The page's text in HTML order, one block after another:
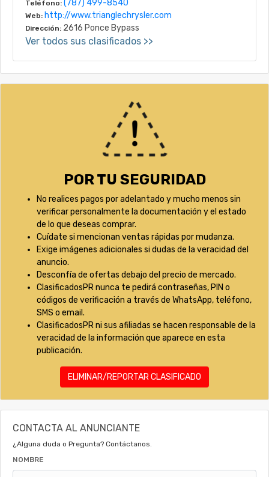
Teléfono: (787) 499-8540
Web: http://www.trianglechrysler.com
Dirección: 2616 Ponce Bypass
Ver todos sus clasificados >>
POR TU SEGURIDAD
No realices pagos por adelantado y mucho menos sin
verificar personalmente la documentación y el estado
de lo que deseas comprar.
Cuídate si mencionan ventas rápidas por mudanza.
Exige imágenes adicionales si dudas de la veracidad del
anuncio.
Desconfía de ofertas debajo del precio de mercado.
ClasificadosPR nunca te pedirá contraseñas, PIN o
códigos de verificación a través de WhatsApp, teléfono,
SMS o email.
ClasificadosPR ni sus afiliadas se hacen responsable de la
veracidad de la información que aparece en esta
publicación.
ELIMINAR/REPORTAR CLASIFICADO
CONTACTA AL ANUNCIANTE
¿Alguna duda o Pregunta? Contáctanos.
NOMBRE